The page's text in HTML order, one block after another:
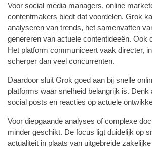
Voor social media managers, online
contentmakers biedt dat voordelen. Grok
analyseren van trends, het samenvatten
genereren van actuele contentideeën. Ook
Het platform communiceert vaak directer,
scherper dan veel concurrenten.
Daardoor sluit Grok goed aan bij snelle
platforms waar snelheid belangrijk is. Denk
social posts en reacties op actuele
Voor diepgaande analyses of complexe
minder geschikt. De focus ligt duidelijk op
actualiteit in plaats van uitgebreide